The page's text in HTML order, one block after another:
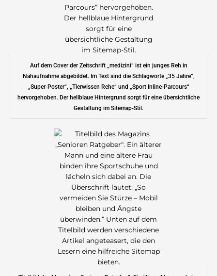
Auf dem Cover der Zeitschrift „medizini“ ist ein junges Reh in
Nahaufnahme abgebildet. Im Text sind die Schlagworte „35 Jahre“,
„Super-Poster“, „Tierwissen Rehe“ und „Sport Inline-Parcours“
hervorgehoben. Der hellblaue Hintergrund sorgt für eine übersichtliche
Gestaltung im Sitemap-Stil.